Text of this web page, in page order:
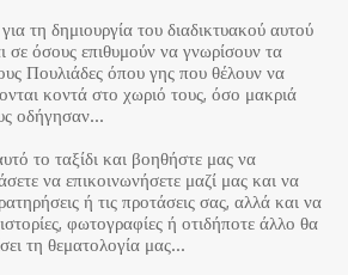
τη δημιουργία του διαδικτυακού αυτού
σε όσους επιθυμούν να γνωρίσουν τα
Πουλιάδες όπου γης που θέλουν να
κοντά στο χωριό τους, όσο μακριά
οδήγησαν…
το ταξίδι και βοηθήστε μας να
να επικοινωνήσετε μαζί μας και να
ή τις προτάσεις σας, αλλά και να
ιστορίες, φωτογραφίες ή οτιδήποτε άλλο θα
τη θεματολογία μας…